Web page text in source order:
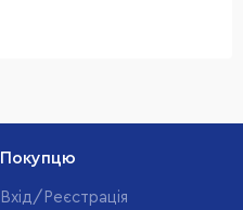
Покупцю
Вхід/Реєстрація